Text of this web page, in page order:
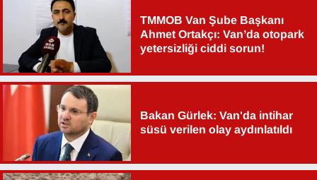
TMMOB Van Şube Başkanı
Ahmet Ortakçı: Van’da otopark
yetersizliği ciddi sorun!
Bakan Gürlek: Van'da intihar
süsü verilen olay aydınlatıldı
RÖPORTAJ
SAĞLIK
Seri İlan
Sinema - TV
SİYASET